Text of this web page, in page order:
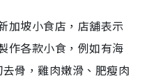
加坡小食店，店舖表示
作各款小食，例如有海
骨，雞肉嫩滑、肥瘦肉